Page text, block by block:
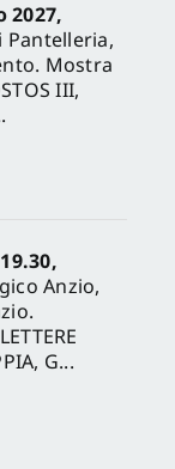
2027,
Pantelleria,
Mostra
III,
Anzio,
G...